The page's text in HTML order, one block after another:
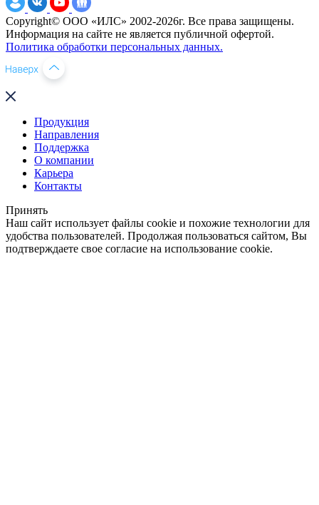
Copyright© ООО «ИЛС» 2002-2026г. Все права защищены.
Информация на сайте не является публичной офертой.
Политика обработки персональных данных.
Продукция
Направления
Поддержка
О компании
Карьера
Контакты
Принять
Наш сайт использует файлы cookie и похожие технологии для
удобства пользователей. Продолжая пользоваться сайтом, Вы
подтверждаете свое согласие на использование cookie.